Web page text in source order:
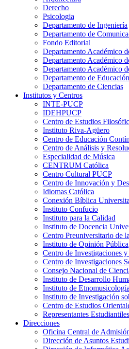
Derecho
Psicologia
Departamento de Ingeniería
Departamento de
Fondo Editorial
Departamento Académico
Departamento Académico
Departamento Académico
Departamento de Educación
Departamento de Ciencias
Institutos y Centros
INTE-PUCP
IDEHPUCP
Centro de Estudios
Instituto Riva-Agüero
Centro de Educación
Centro de Análisis y
Especialidad de Música
CENTRUM Católica
Centro Cultural PUCP
Centro de Innovación y
Idiomas Católica
Conexión Bíblica
Instituto Confucio
Instituto para la Calidad
Instituto de Docencia
Centro Preuniversitario de
Instituto de Opinión Pública
Centro de Investigaciones
Centro de Investigaciones
Consejo Nacional de
Instituto de Desarrollo
Instituto de
Instituto de Investigación
Centro de Estudios
Representantes Estudiantiles
Direcciones
Oficina Central de
Dirección de Asuntos